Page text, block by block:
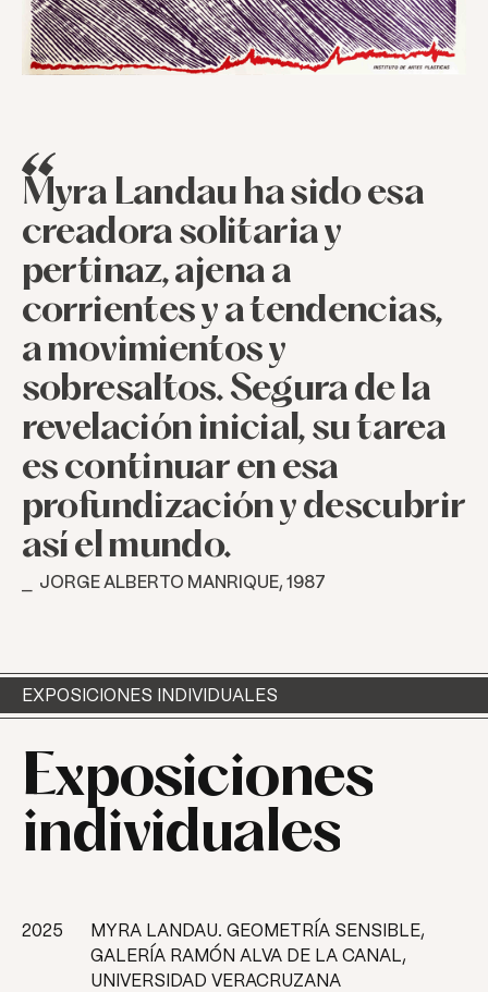
Myra Landau hasidoesa
creadora solitariay
pertinaz,ajena a
corrientesy atendencias,
amovimientosy
sobresaltos. Segura dela
revelación inicial, sutarea
es continuar en esa
profundizacióny descubrir
así elmundo.
⎯ JORGE ALBERTO MANRIQUE, 1987
EXPOSICIONES INDIVIDUALES
Exposiciones
individuales
2025
MYRA LANDAU. GEOMETRÍA SENSIBLE,
GALERÍA RAMÓN ALVA DE LA CANAL,
UNIVERSIDAD VERACRUZANA